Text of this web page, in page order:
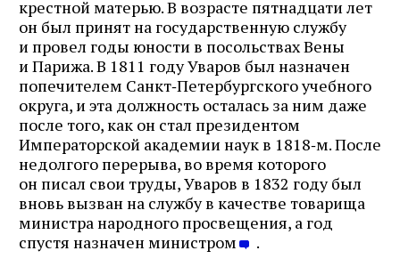
крестной матерью. В возрасте пятнадцати лет
он был принят на государственную службу
и провел годы юности в посольствах Вены
и Парижа. В 1811 году Уваров был назначен
попечителем Санкт‑Петербургского учебного
округа, и эта должность осталась за ним даже
после того, как он стал президентом
Императорской академии наук в 1818‑м. После
недолгого перерыва, во время которого
он писал свои труды, Уваров в 1832 году был
вновь вызван на службу в качестве товарища
министра народного просвещения, а год
спустя назначен министром
.